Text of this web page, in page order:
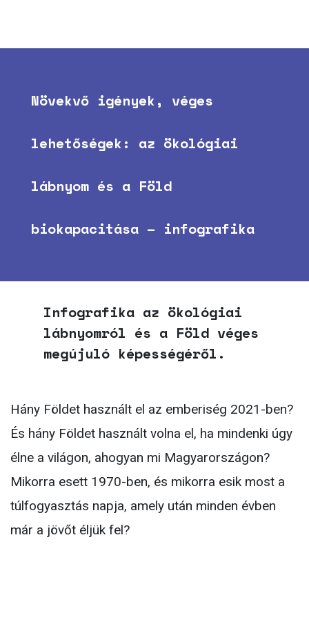
Növekvő igények, véges
lehetőségek: az ökológiai
lábnyom és a Föld
biokapacitása – infografika
Infografika az ökológiai
lábnyomról és a Föld véges
megújuló képességéről.
Hány Földet használt el az emberiség 2021-ben?
És hány Földet használt volna el, ha mindenki úgy
élne a világon, ahogyan mi Magyarországon?
Mikorra esett 1970-ben, és mikorra esik most a
túlfogyasztás napja, amely után minden évben
már a jövőt éljük fel?